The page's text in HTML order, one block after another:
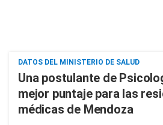
DATOS DEL MINISTERIO DE SALUD
Una postulante de
mejor puntaje para las
médicas de Mendoza